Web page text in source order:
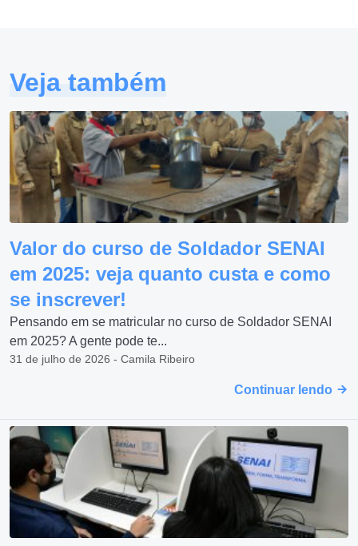
Veja também
Valor do curso de Soldador SENAI
em 2025: veja quanto custa e como
se inscrever!
Pensando em se matricular no curso de Soldador SENAI
em 2025? A gente pode te...
31 de julho de 2026 - Camila Ribeiro
Continuar lendo